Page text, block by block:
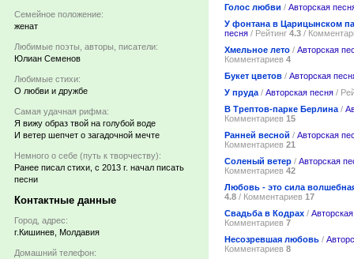
Семейное положение:
женат
Любимые поэты, авторы, писатели:
Юлиан Семенов
Любимые стихи:
О любви и дружбе
Самая удачная рифма:
Я вижу образ твой на голубой воде
И ветер шепчет о загадочной мечте
Немного о себе (путь к творчеству):
Ранее писал стихи, с 2013 г. начал писать
песни
Контактные данные
Город, адрес:
г.Кишинев, Молдавия
Домашний телефон:
Голос любви / Авторская
У фонтана в Царицынском
песня / Рейтинг 4.3 /
Хмельное лето / Авторская
Комментариев 4
Букет цветов / Авторская
У пруда / Авторская песня /
В Трептов-парке Берлина /
Комментариев 15
Ранней весной / Авторская
Комментариев 21
Соленый ветер / Авторская
Комментариев 42
Любовь - это сила
4.8 / Комментариев 17
Свадьба в Кодрах /
Комментариев 7
Несозревшая любовь /
Комментариев 8